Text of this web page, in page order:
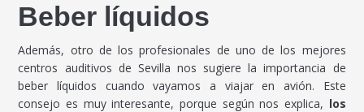
Beber líquidos
Además, otro de los profesionales de uno de los mejores
centros auditivos de Sevilla nos sugiere la importancia de
beber líquidos cuando vayamos a viajar en avión. Este
consejo es muy interesante, porque según nos explica, los